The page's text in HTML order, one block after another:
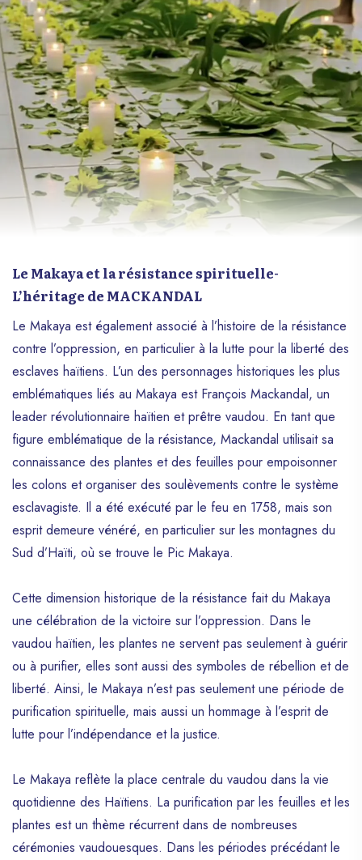
Le Makaya et la résistance spirituelle-
L’héritage de MACKANDAL
Le Makaya est également associé à l’histoire de la résistance
contre l’oppression, en particulier à la lutte pour la liberté des
esclaves haïtiens. L’un des personnages historiques les plus
emblématiques liés au Makaya est François Mackandal, un
leader révolutionnaire haïtien et prêtre vaudou. En tant que
figure emblématique de la résistance, Mackandal utilisait sa
connaissance des plantes et des feuilles pour empoisonner
les colons et organiser des soulèvements contre le système
esclavagiste. Il a été exécuté par le feu en 1758, mais son
esprit demeure vénéré, en particulier sur les montagnes du
Sud d’Haïti, où se trouve le Pic Makaya.
Cette dimension historique de la résistance fait du Makaya
une célébration de la victoire sur l’oppression. Dans le
vaudou haïtien, les plantes ne servent pas seulement à guérir
ou à purifier, elles sont aussi des symboles de rébellion et de
liberté. Ainsi, le Makaya n’est pas seulement une période de
purification spirituelle, mais aussi un hommage à l’esprit de
lutte pour l’indépendance et la justice.
Le Makaya reflète la place centrale du vaudou dans la vie
quotidienne des Haïtiens. La purification par les feuilles et les
plantes est un thème récurrent dans de nombreuses
cérémonies vaudouesques. Dans les périodes précédant le